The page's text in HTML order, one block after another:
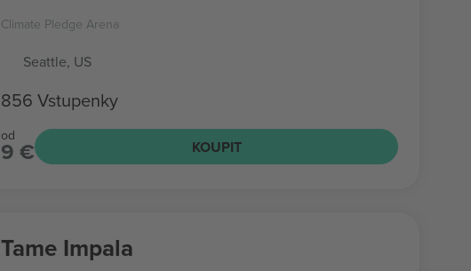
Climate Pledge Arena
Seattle, US
856 Vstupenky
od
9 € KOUPIT
Tame Impala